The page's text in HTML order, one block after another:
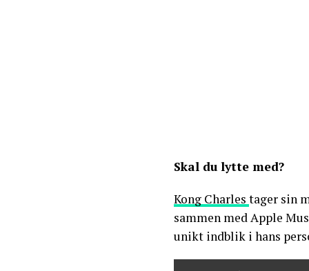
Skal du lytte med?
Kong Charles tager sin
sammen med Apple
unikt indblik i hans